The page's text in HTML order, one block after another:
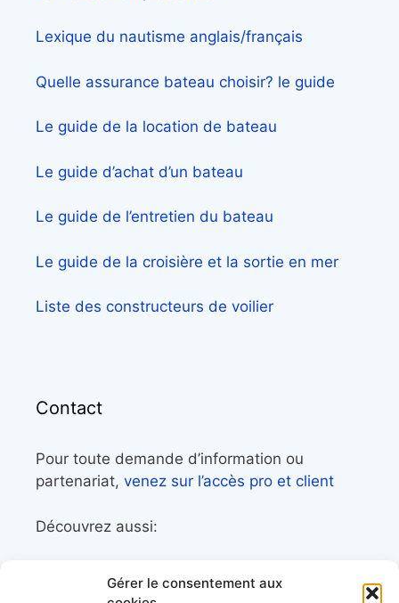
Gérer le consentement aux
Lexique du nautisme anglais/français
Quelle assurance bateau choisir? le guide
Le guide de la location de bateau
Le guide d’achat d’un bateau
Le guide de l’entretien du bateau
Le guide de la croisière et la sortie en mer
Liste des constructeurs de voilier
Contact
Pour toute demande d’information ou
partenariat, venez sur l’accès pro et client
Découvrez aussi:
librairie maritime